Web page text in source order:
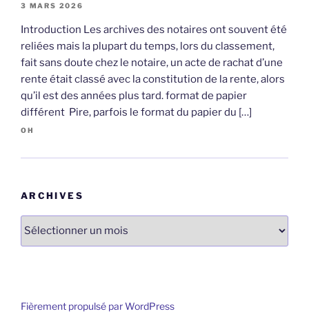
3 MARS 2026
Introduction Les archives des notaires ont souvent été
reliées mais la plupart du temps, lors du classement,
fait sans doute chez le notaire, un acte de rachat d’une
rente était classé avec la constitution de la rente, alors
qu’il est des années plus tard. format de papier
différent Pire, parfois le format du papier du […]
OH
ARCHIVES
Archives
Fièrement propulsé par WordPress